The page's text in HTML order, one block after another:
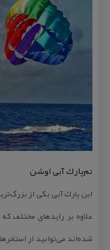
تم‌پارك آبی اوشن
این پارك آبی یكی از
علاوه بر راید‌های مختلف
شده‌اند می‌توانید از